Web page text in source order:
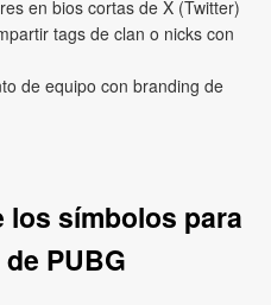
en bios cortas de X (Twitter)
tags de clan o nicks con
de equipo con branding de
símbolos para
PUBG